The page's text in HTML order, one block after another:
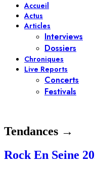
Accueil
Actus
Articles
Interviews
Dossiers
Chroniques
Live Reports
Concerts
Festivals
Tendances →
Rock En Seine